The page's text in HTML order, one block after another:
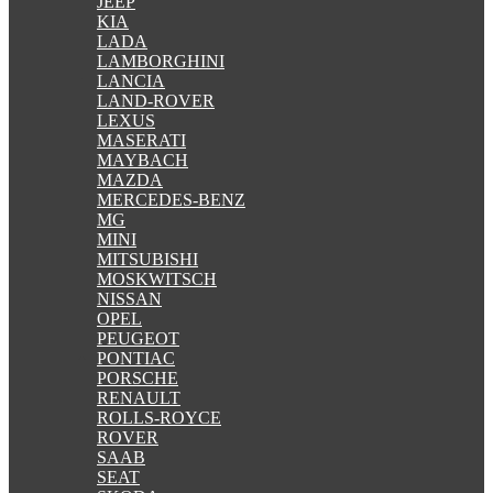
KIA
LADA
LAMBORGHINI
LANCIA
LAND-ROVER
LEXUS
MASERATI
MAYBACH
MAZDA
MERCEDES-BENZ
MG
MINI
MITSUBISHI
MOSKWITSCH
NISSAN
OPEL
PEUGEOT
PONTIAC
PORSCHE
RENAULT
ROLLS-ROYCE
ROVER
SAAB
SEAT